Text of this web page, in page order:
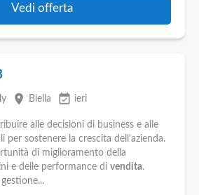
Vedi offerta
place Biella event_available ieri
alle decisioni di business e alle
per sostenere la crescita dell'azienda.
di miglioramento della
e delle performance di vendita.